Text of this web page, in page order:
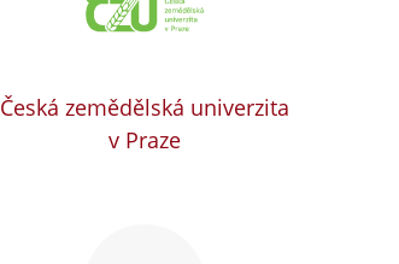
Česká zemědělská univerzita
v Praze